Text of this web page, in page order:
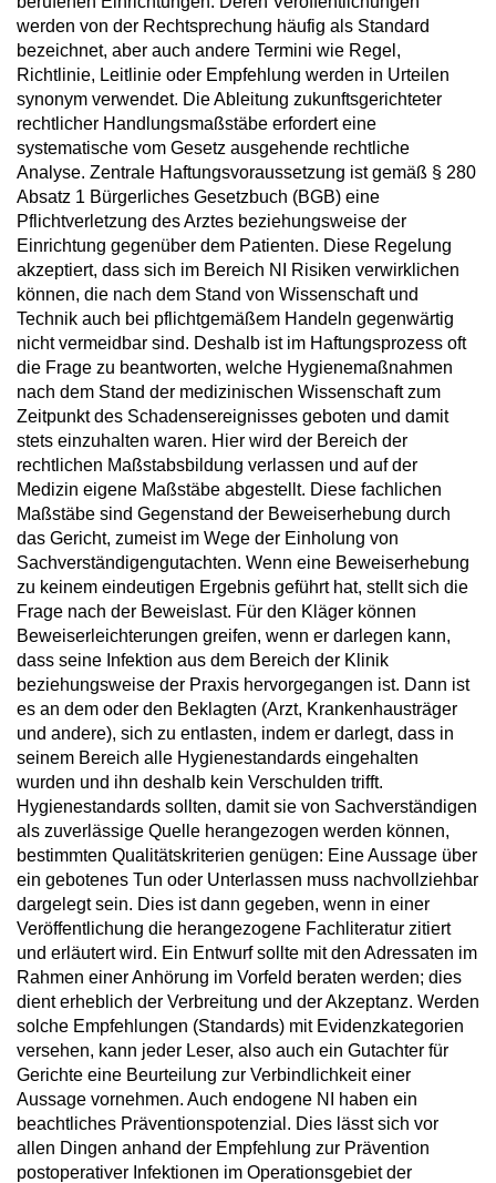
werden von der Rechtsprechung häufig als Standard
bezeichnet, aber auch andere Termini wie Regel,
Richtlinie, Leitlinie oder Empfehlung werden in Urteilen
synonym verwendet. Die Ableitung zukunftsgerichteter
rechtlicher Handlungsmaßstäbe erfordert eine
systematische vom Gesetz ausgehende rechtliche
Analyse. Zentrale Haftungsvoraussetzung ist gemäß § 280
Absatz 1 Bürgerliches Gesetzbuch (BGB) eine
Pflichtverletzung des Arztes beziehungsweise der
Einrichtung gegenüber dem Patienten. Diese Regelung
akzeptiert, dass sich im Bereich NI Risiken verwirklichen
können, die nach dem Stand von Wissenschaft und
Technik auch bei pflichtgemäßem Handeln gegenwärtig
nicht vermeidbar sind. Deshalb ist im Haftungsprozess oft
die Frage zu beantworten, welche Hygienemaßnahmen
nach dem Stand der medizinischen Wissenschaft zum
Zeitpunkt des Schadensereignisses geboten und damit
stets einzuhalten waren. Hier wird der Bereich der
rechtlichen Maßstabsbildung verlassen und auf der
Medizin eigene Maßstäbe abgestellt. Diese fachlichen
Maßstäbe sind Gegenstand der Beweiserhebung durch
das Gericht, zumeist im Wege der Einholung von
Sachverständigengutachten. Wenn eine Beweiserhebung
zu keinem eindeutigen Ergebnis geführt hat, stellt sich die
Frage nach der Beweislast. Für den Kläger können
Beweiserleichterungen greifen, wenn er darlegen kann,
dass seine Infektion aus dem Bereich der Klinik
beziehungsweise der Praxis hervorgegangen ist. Dann ist
es an dem oder den Beklagten (Arzt, Krankenhausträger
und andere), sich zu entlasten, indem er darlegt, dass in
seinem Bereich alle Hygienestandards eingehalten
wurden und ihn deshalb kein Verschulden trifft.
Hygienestandards sollten, damit sie von Sachverständigen
als zuverlässige Quelle herangezogen werden können,
bestimmten Qualitätskriterien genügen: Eine Aussage über
ein gebotenes Tun oder Unterlassen muss nachvollziehbar
dargelegt sein. Dies ist dann gegeben, wenn in einer
Veröffentlichung die herangezogene Fachliteratur zitiert
und erläutert wird. Ein Entwurf sollte mit den Adressaten im
Rahmen einer Anhörung im Vorfeld beraten werden; dies
dient erheblich der Verbreitung und der Akzeptanz. Werden
solche Empfehlungen (Standards) mit Evidenzkategorien
versehen, kann jeder Leser, also auch ein Gutachter für
Gerichte eine Beurteilung zur Verbindlichkeit einer
Aussage vornehmen. Auch endogene NI haben ein
beachtliches Präventionspotenzial. Dies lässt sich vor
allen Dingen anhand der Empfehlung zur Prävention
postoperativer Infektionen im Operationsgebiet der